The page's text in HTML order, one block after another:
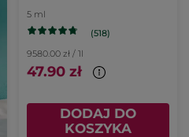
5 ml
(518)
9580.00 zł / 1l
47.90 zł
DODAJ DO
KOSZYKA